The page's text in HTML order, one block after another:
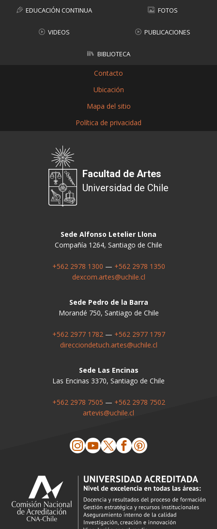
EDUCACIÓN CONTINUA FOTOS
VIDEOS PUBLICACIONES
BIBLIOTECA
Contacto
Ubicación
Mapa del sitio
Política de privacidad
Facultad de Artes
Universidad de Chile
Sede Alfonso Letelier Llona
Compañía 1264, Santiago de Chile
+562 2978 1300 — +562 2978 1350
dexcom.artes@uchile.cl
Sede Pedro de la Barra
Morandé 750, Santiago de Chile
+562 2977 1782— +562 2977 1797
direcciondetuch.artes@uchile.cl
Sede Las Encinas
Las Encinas 3370, Santiago de Chile
+562 2978 7505 — +562 2978 7502
artevis@uchile.cl